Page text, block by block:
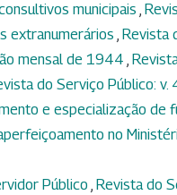
municipais ,
extranumerários , Revista
mensal de 1944 ,
do Serviço Público: v.
e especialização de
no
Público , Revista do